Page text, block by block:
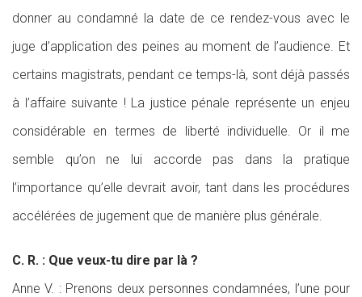
donner au condamné la date de ce rendez-vous avec le
juge d’application des peines au moment de l’audience. Et
certains magistrats, pendant ce temps-là, sont déjà passés
à l’affaire suivante ! La justice pénale représente un enjeu
considérable en termes de liberté individuelle. Or il me
semble qu’on ne lui accorde pas dans la pratique
l’importance qu’elle devrait avoir, tant dans les procédures
accélérées de jugement que de manière plus générale.
C. R. : Que veux-tu dire par là ?
Anne V. : Prenons deux personnes condamnées, l’une pour